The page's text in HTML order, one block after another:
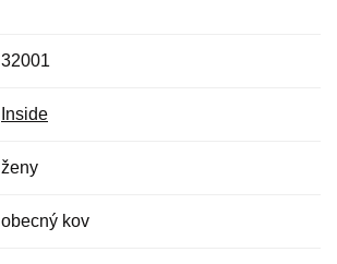
32001
Inside
ženy
obecný kov